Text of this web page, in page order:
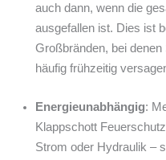
auch dann, wenn die
ausgefallen ist. Dies ist
Großbränden, bei
häufig frühzeitig
Energieunabhängig:
Klappschott
Strom oder Hydraulik –